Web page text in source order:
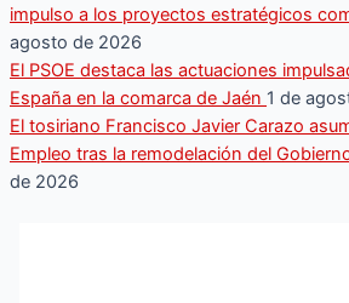
impulso a los proyectos estratégicos
agosto de 2026
El PSOE destaca las actuaciones
España en la comarca de Jaén 1 de
El tosiriano Francisco Javier Carazo
Empleo tras la remodelación del
de 2026